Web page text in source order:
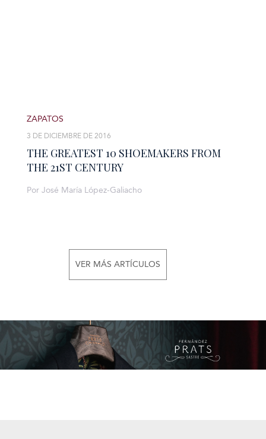
THE GREATEST 10 SHOEMAKERS FROM
THE 21ST CENTURY
3 DE DICIEMBRE DE 2016
ZAPATOS
Por José María López-Galiacho
VER MÁS ARTÍCULOS